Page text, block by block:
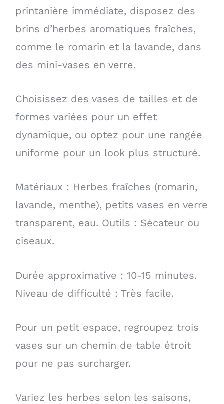
printanière immédiate, disposez des
brins d’herbes aromatiques fraîches,
comme le romarin et la lavande, dans
des mini-vases en verre.
Choisissez des vases de tailles et de
formes variées pour un effet
dynamique, ou optez pour une rangée
uniforme pour un look plus structuré.
Matériaux : Herbes fraîches (romarin,
lavande, menthe), petits vases en verre
transparent, eau. Outils : Sécateur ou
ciseaux.
Durée approximative : 10-15 minutes.
Niveau de difficulté : Très facile.
Pour un petit espace, regroupez trois
vases sur un chemin de table étroit
pour ne pas surcharger.
Variez les herbes selon les saisons,